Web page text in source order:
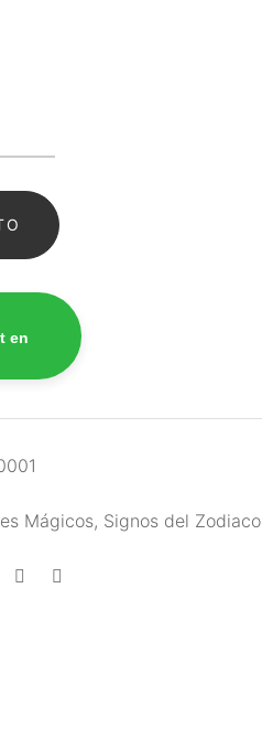
en
Mágicos, Signos del Zodiaco